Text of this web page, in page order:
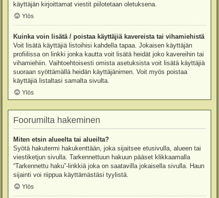
käyttäjän kirjoittamat viestit piilotetaan oletuksena.
Ylös
Kuinka voin lisätä / poistaa käyttäjiä kavereista tai vihamiehistä
Voit lisätä käyttäjiä listoihisi kahdella tapaa. Jokaisen käyttäjän
profiilissa on linkki jonka kautta voit lisätä heidät joko kavereihin tai
vihamiehiin. Vaihtoehtoisesti omista asetuksista voit lisätä käyttäjiä
suoraan syöttämällä heidän käyttäjänimen. Voit myös poistaa
käyttäjiä listaltasi samalta sivulta.
Ylös
Foorumilta hakeminen
Miten etsin alueelta tai alueilta?
Syötä hakutermi hakukenttään, joka sijaitsee etusivulla, alueen tai
viestiketjun sivulla. Tarkennettuun hakuun pääset klikkaamalla
“Tarkennettu haku”-linkkiä joka on saatavilla jokaisella sivulla. Haun
sijainti voi riippua käyttämästäsi tyylistä.
Ylös